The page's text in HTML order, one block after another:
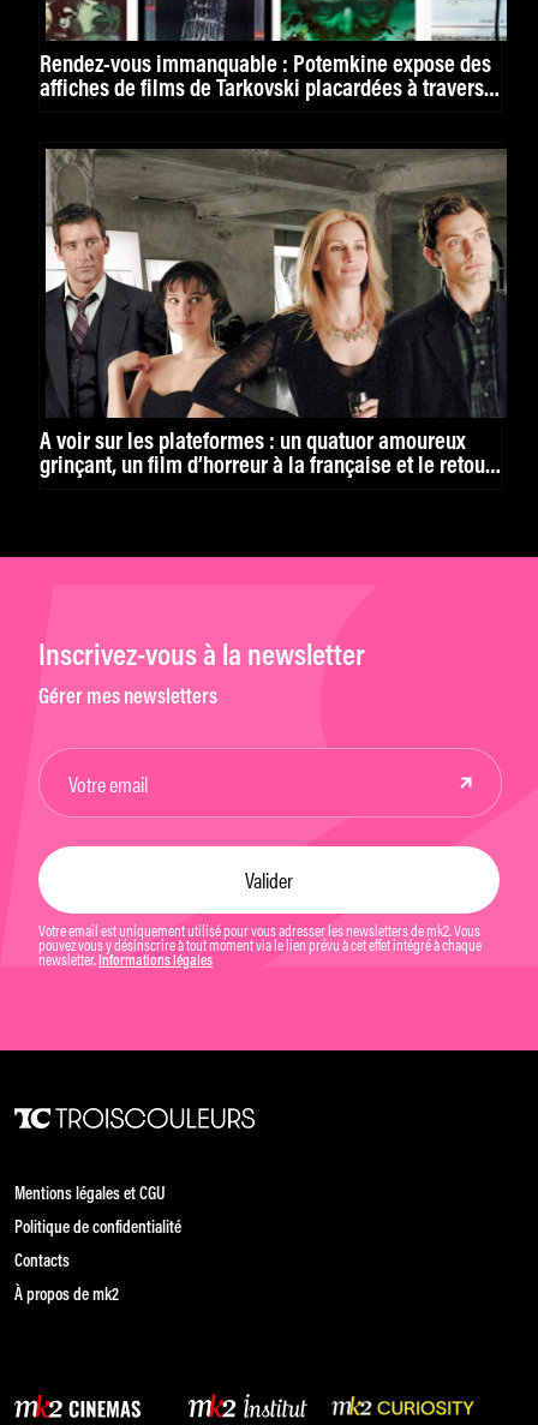
Rendez-vous immanquable : Potemkine expose des
affiches de films de Tarkovski placardées à travers
À voir sur les plateformes : un quatuor amoureux
grinçant, un film d’horreur à la française et le retour
Inscrivez-vous à la newsletter
Gérer mes newsletters
Votre email est uniquement utilisé pour vous adresser les newsletters de mk2. Vous
pouvez vous y désinscrire à tout moment via le lien prévu à cet effet intégré à chaque
newsletter. Informations légales
Mentions légales et CGU
Politique de confidentialité
Contacts
À propos de mk2